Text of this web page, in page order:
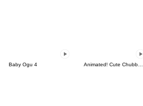
Baby Ogu 4 Animated! Cute Chubby Frog Summer